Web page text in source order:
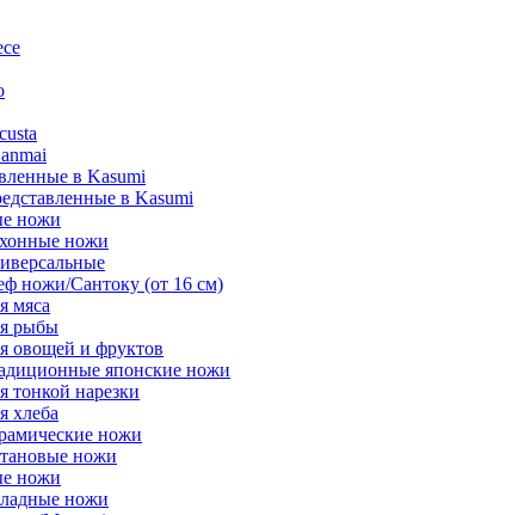
в Kasumi
в Kasumi
ножи
ножи
ножи/Сантоку (от 16 см)
мяса
рыбы
овощей и фруктов
японские ножи
тонкой нарезки
хлеба
ножи
ножи
ножи
ножи